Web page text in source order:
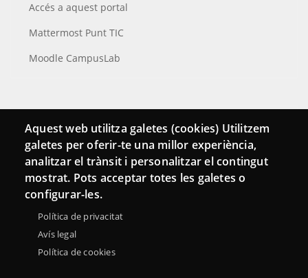
Accés a aquest portal
Mattermost Punt TIC
Moodle CampusLab
Connecta
Bustia de contacte
Butlletins
Aquest web utilitza galetes (cookies) Utilitzem
galetes per oferir-te una millor experiència,
analitzar el trànsit i personalitzar el contingut
mostrat. Pots acceptar totes les galetes o
configurar-les.
Política de privacitat
Avís legal
Política de cookies